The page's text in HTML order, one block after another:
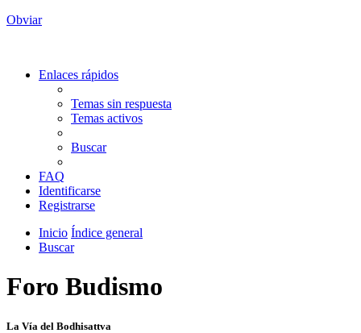
Obviar
Enlaces rápidos
Temas sin respuesta
Temas activos
Buscar
FAQ
Identificarse
Registrarse
Inicio Índice general
Buscar
Foro Budismo
La Vía del Bodhisattva